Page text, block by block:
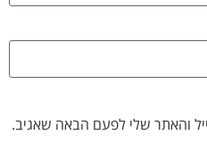
והאתר שלי לפעם הבאה שאגיב.